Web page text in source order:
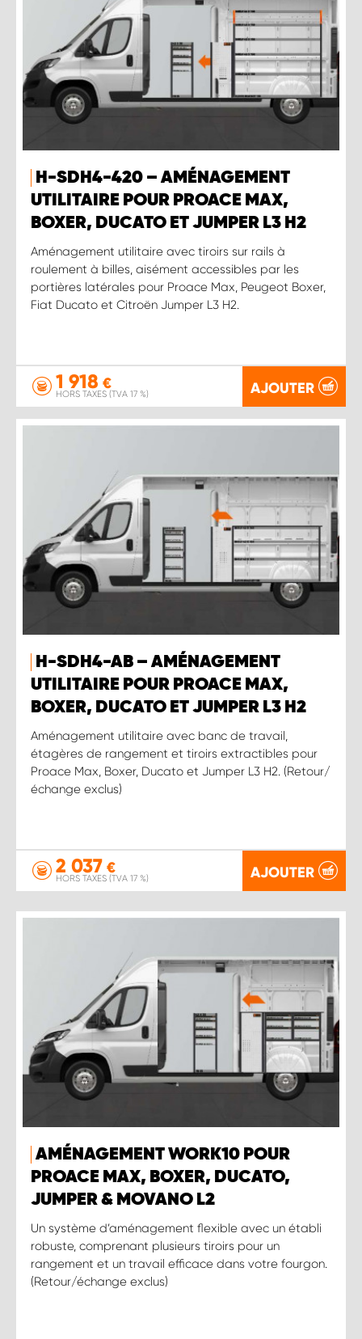
H-SDH4-420 – AMÉNAGEMENT
UTILITAIRE POUR PROACE MAX,
BOXER, DUCATO ET JUMPER L3 H2
Aménagement utilitaire avec tiroirs sur rails à
roulement à billes, aisément accessibles par les
portières latérales pour Proace Max, Peugeot Boxer,
Fiat Ducato et Citroën Jumper L3 H2.
1 918 €
HORS TAXES (TVA 17 %) AJOUTER
H-SDH4-AB – AMÉNAGEMENT
UTILITAIRE POUR PROACE MAX,
BOXER, DUCATO ET JUMPER L3 H2
Aménagement utilitaire avec banc de travail,
étagères de rangement et tiroirs extractibles pour
Proace Max, Boxer, Ducato et Jumper L3 H2. (Retour/
échange exclus)
2 037 €
HORS TAXES (TVA 17 %) AJOUTER
AMÉNAGEMENT WORK10 POUR
PROACE MAX, BOXER, DUCATO,
JUMPER & MOVANO L2
Un système d’aménagement flexible avec un établi
robuste, comprenant plusieurs tiroirs pour un
rangement et un travail efficace dans votre fourgon.
(Retour/échange exclus)